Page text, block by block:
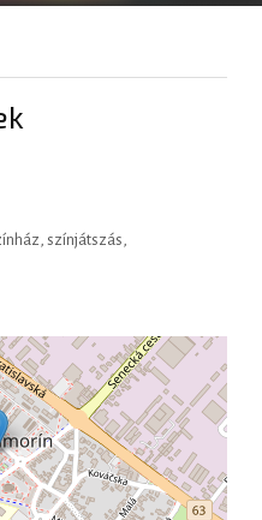
színjátszás,